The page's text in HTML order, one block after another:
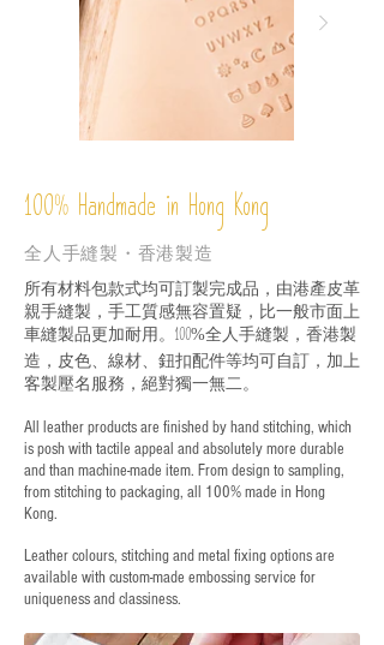
100% Handmade in Hong Kong
全人手縫製・香港製造
所有材料包款式均可訂製完成品，由港產皮革
親手縫製，手工質感無容置疑，比一般市面上
車縫製品更加耐用。 100%全人手縫製，香港製
造，皮色、線材、鈕扣配件等均可自訂，加上
客製壓名服務，絕對獨一無二。
All leather products are finished by hand stitching, which
is posh with tactile appeal and absolutely more durable
and than machine-made item. From design to sampling,
from stitching to packaging, all 100% made in Hong
Kong.
Leather colours, stitching and metal fixing options are
available with custom-made embossing service for
uniqueness and classiness.